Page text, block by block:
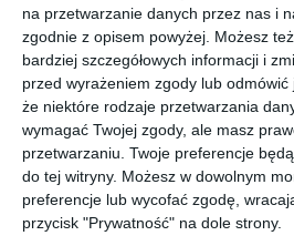
na przetwarzanie danych przez nas i
zgodnie z opisem powyżej. Możesz
bardziej szczegółowych informacji i
przed wyrażeniem zgody lub odmówić
że niektóre rodzaje przetwarzania
wymagać Twojej zgody, ale masz
przetwarzaniu. Twoje preferencje
do tej witryny. Możesz w dowolnym
preferencje lub wycofać zgodę,
przycisk "Prywatność" na dole strony.
Aranżacja łazienki w stylu
AUTOR: Redakcja AboutDecor
DODAJ DO ULUBIONYCH
UDOSTĘPNIJ